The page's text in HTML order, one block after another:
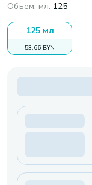
Объем, мл: 125
125 мл
53,66 BYN